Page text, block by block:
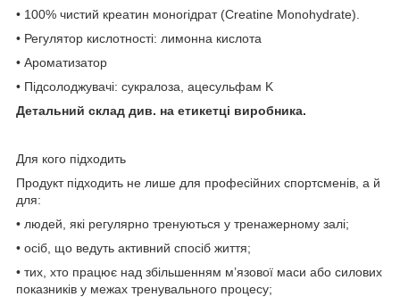
• 100% чистий креатин моногідрат (Creatine Monohydrate).
• Регулятор кислотності: лимонна кислота
• Ароматизатор
• Підсолоджувачі: сукралоза, ацесульфам K
Детальний склад див. на етикетці виробника.
Для кого підходить
Продукт підходить не лише для професійних спортсменів, а й
для:
• людей, які регулярно тренуються у тренажерному залі;
• осіб, що ведуть активний спосіб життя;
• тих, хто працює над збільшенням м’язової маси або силових
показників у межах тренувального процесу;